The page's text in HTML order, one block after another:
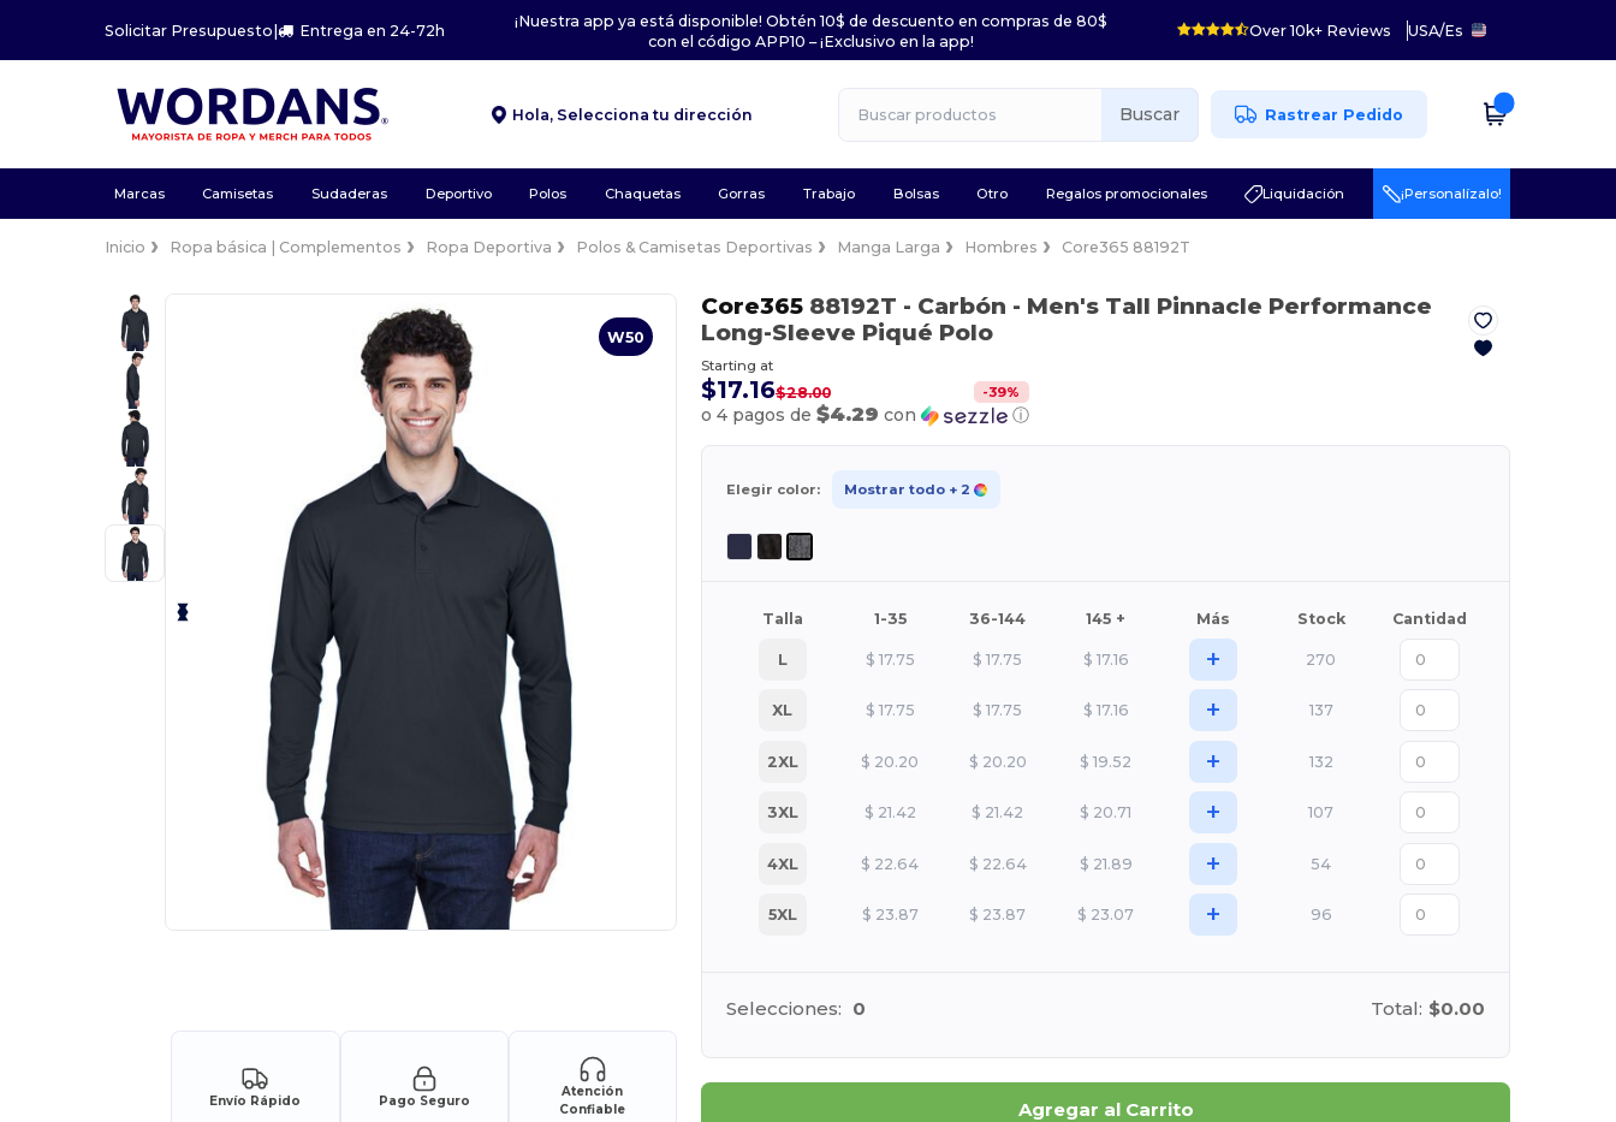
Solicitar Presupuesto| Entrega en 24-72h
¡Nuestra app ya está disponible! Obtén 10$ de descuento en compras de 80$
con el código APP10 – ¡Exclusivo en la app!
Over 10k+ Reviews USA/Es
Hola, Selecciona tu dirección Buscar Rastrear Pedido
Marcas Camisetas Sudaderas Deportivo Polos Chaquetas Gorras Trabajo Bolsas Otro Regalos promocionales Liquidación ¡Personalízalo!
Inicio Ropa básica | Complementos Ropa Deportiva Polos & Camisetas Deportivas Manga Larga Hombres Core365 88192T
W50
Envío Rápido Pago Seguro
Atención
Confiable
Core36588192T - Carbón - Men's Tall Pinnacle Performance
Long-Sleeve Piqué Polo
Starting at
$17.16$28.00 -39%
o 4 pagos de $4.29 con ⓘ
Elegir color: Mostrar todo + 2
Talla 1-35 36-144 145 + Más Stock Cantidad
L $ 17.75 $ 17.75 $ 17.16 + 270
XL $ 17.75 $ 17.75 $ 17.16 + 137
2XL $ 20.20 $ 20.20 $ 19.52 + 132
3XL $ 21.42 $ 21.42 $ 20.71 + 107
4XL $ 22.64 $ 22.64 $ 21.89 + 54
5XL $ 23.87 $ 23.87 $ 23.07 + 96
Selecciones: 0 Total: $0.00
Agregar al Carrito